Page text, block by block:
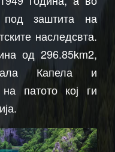
заштита на
наследсвта.
од 296.85km2,
Капела и
патото кој ги